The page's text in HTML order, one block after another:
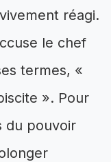
réagi.
le chef
termes, «
». Pour
du pouvoir